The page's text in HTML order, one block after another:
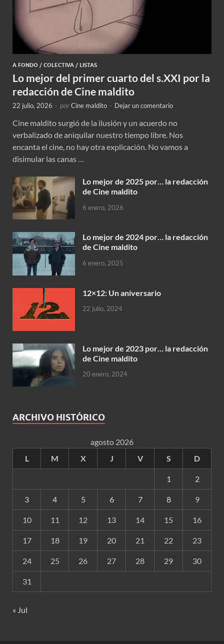
A FONDO / COLECTIVA / LISTAS
Lo mejor del primer cuarto del s.XXI por la
redacción de Cine maldito
22 julio, 2026 - porCine maldito - Dejar un comentario
Cine maldito surgió de la ilusión y un acuerdo no
verbalizado de aniquilar nuestro tiempo libre. Nos
encanta el cine, no hay otra explicación. No vamos a
disimular las canas …
Lo mejor de 2025 por… la redacción
de Cine maldito
6 enero, 2026
Lo mejor de 2024 por… la redacción
de Cine maldito
6 enero, 2025
12×12: Un aniversario
22 julio, 2024
Lo mejor de 2023 por… la redacción
de Cine maldito
20 enero, 2024
ARCHIVO HISTÓRICO
agosto 2026
L
M X J V S D
1 2
3 4 5 6 7 8 9
10 11 12 13 14 15 16
17 18 19 20 21 22 23
24 25 26 27 28 29 30
31
« Jul